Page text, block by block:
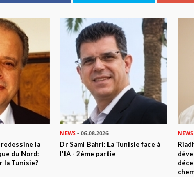
la
du Nord:
la Tunisie?
NEWS - 06.08.2026
Dr Sami Bahri: La Tunisie face à
l'IA - 2ème partie
NEWS